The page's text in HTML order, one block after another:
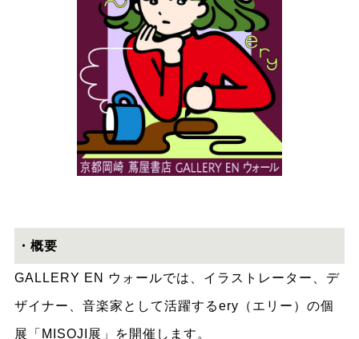
・概要
GALLERY EN ウォールでは、イラストレーター、デ
ザイナー、音楽家として活躍するery（エリー）の個
展「MISOJI展」を開催します。